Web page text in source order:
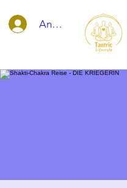
Anmelden